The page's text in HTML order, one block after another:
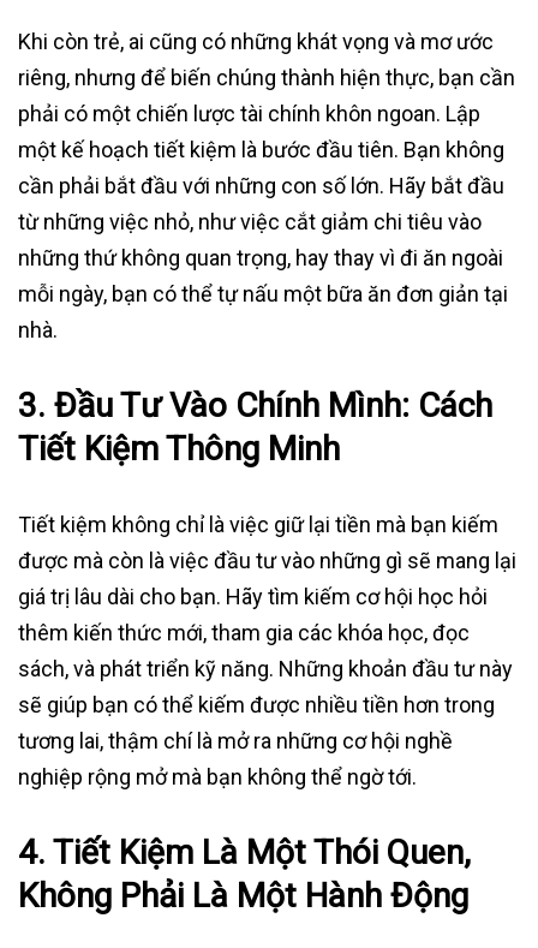
Khi còn trẻ, ai cũng có những khát vọng và mơ ước
riêng, nhưng để biến chúng thành hiện thực, bạn cần
phải có một chiến lược tài chính khôn ngoan. Lập
một kế hoạch tiết kiệm là bước đầu tiên. Bạn không
cần phải bắt đầu với những con số lớn. Hãy bắt đầu
từ những việc nhỏ, như việc cắt giảm chi tiêu vào
những thứ không quan trọng, hay thay vì đi ăn ngoài
mỗi ngày, bạn có thể tự nấu một bữa ăn đơn giản tại
nhà.
3. Đầu Tư Vào Chính Mình: Cách
Tiết Kiệm Thông Minh
Tiết kiệm không chỉ là việc giữ lại tiền mà bạn kiếm
được mà còn là việc đầu tư vào những gì sẽ mang lại
giá trị lâu dài cho bạn. Hãy tìm kiếm cơ hội học hỏi
thêm kiến thức mới, tham gia các khóa học, đọc
sách, và phát triển kỹ năng. Những khoản đầu tư này
sẽ giúp bạn có thể kiếm được nhiều tiền hơn trong
tương lai, thậm chí là mở ra những cơ hội nghề
nghiệp rộng mở mà bạn không thể ngờ tới.
4. Tiết Kiệm Là Một Thói Quen,
Không Phải Là Một Hành Động